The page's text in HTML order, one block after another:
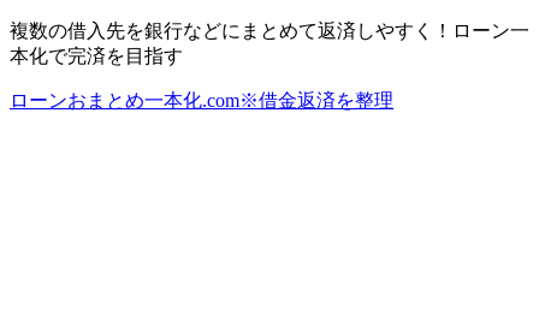
複数の借入先を銀行などにまとめて返済しやすく！ローン一
本化で完済を目指す
ローンおまとめ一本化.com※借金返済を整理